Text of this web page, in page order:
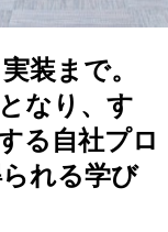
装まで。
なり、す
る自社プロ
れる学び